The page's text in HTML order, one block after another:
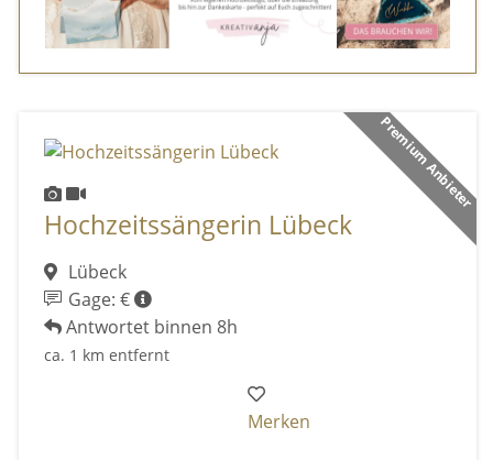
Premium Anbieter
Hochzeitssängerin Lübeck
Lübeck
Gage: €
Antwortet binnen 8h
ca. 1 km entfernt
Merken